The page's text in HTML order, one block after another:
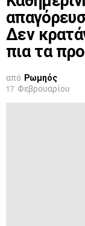
Δεν
πια τα
από Ρωμηός
17 Φεβρουαρίου